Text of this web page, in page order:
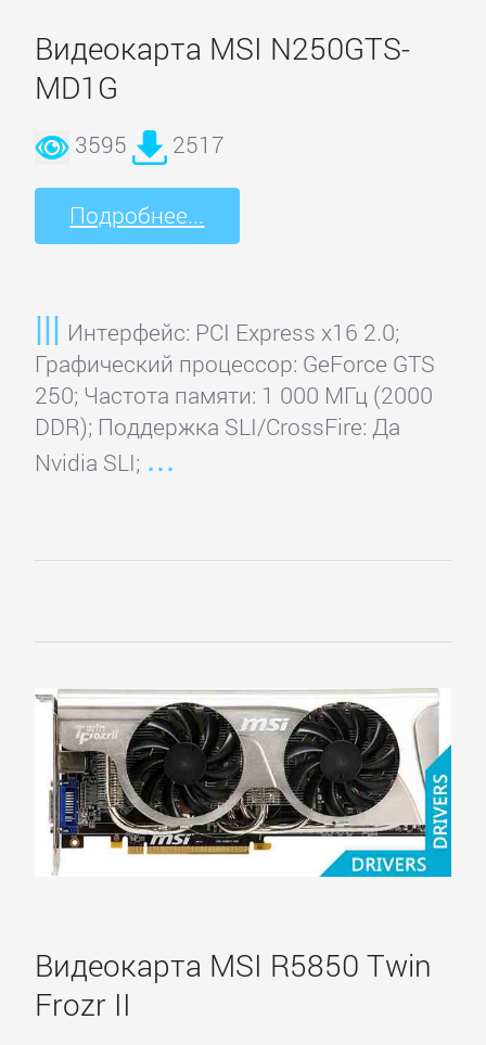
Видеокарта MSI N250GTS-
MD1G
3595 2517
Подробнее...
Интерфейс: PCI Express x16 2.0;
Графический процессор: GeForce GTS
250; Частота памяти: 1 000 МГц (2000
DDR); Поддержка SLI/CrossFire: Да
Nvidia SLI;
Видеокарта MSI R5850 Twin
Frozr II